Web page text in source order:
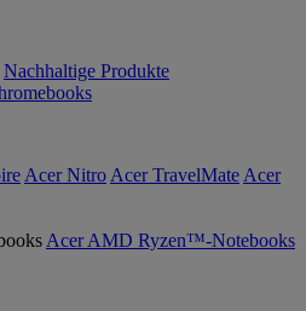
Nachhaltige Produkte
Acer Nitro Acer TravelMate Acer
Acer AMD Ryzen™-Notebooks